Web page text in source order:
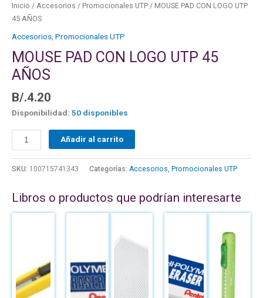
Inicio / Accesorios / Promocionales UTP / MOUSE PAD CON LOGO UTP
45 AÑOS
Accesorios Promocionales UTP
MOUSE PAD CON LOGO UTP 45
AÑOS
B/.4.20
Disponibilidad: 50 disponibles
Añadir al carrito
SKU: 100715741343 Categorías: Accesorios, Promocionales UTP
Libros o productos que podrían interesarte